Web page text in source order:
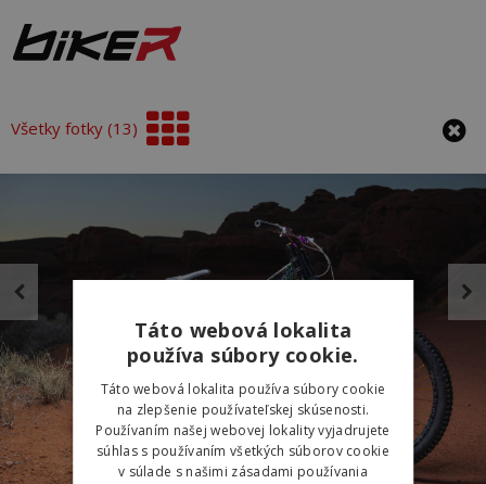
Všetky fotky (13)
Táto webová lokalita
používa súbory cookie.
Táto webová lokalita používa súbory cookie
na zlepšenie používateľskej skúsenosti.
Používaním našej webovej lokality vyjadrujete
súhlas s používaním všetkých súborov cookie
v súlade s našimi zásadami používania